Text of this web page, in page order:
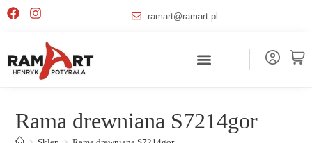
ramart@ramart.pl
Rama drewniana S7214gor